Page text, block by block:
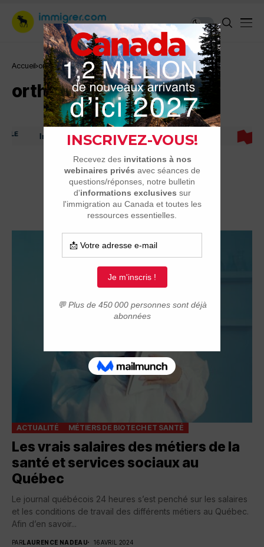
Accueil orthophoniste
orthophoniste
Immigrer au Canada: ressources et conseils
ACTUALITÉ MÉTIERS DE BIOTECH ET SANTÉ
Les vrais salaires des métiers de la
santé et services sociaux au
Québec
Le journal québécois 24 heures s’est penché sur les salaires
et les conditions de travail des différents métiers au Québec.
Afin d’en savoir...
PAR LAURENCE NADEAU 16 AVRIL 2024